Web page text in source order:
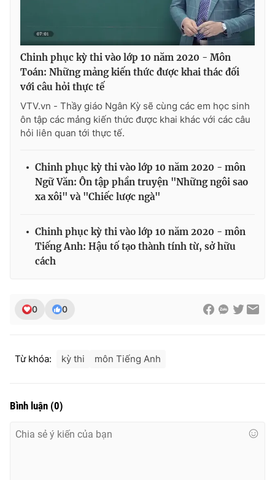
THỜI BÁO VTV
Theo dõi báo trên
Cơ quan báo chí:Thời báo VTV
Giấy phép hoạt động báo in và báo điện tử số 483/GP-BTTTT
cấp ngày 29/12/2023
Phó Tổng Biên tập: Nguyễn Thị Mỹ Hạnh, Phạm Quốc Thắng,
Nguyễn Trọng Ninh
Tổng đài VTV:
Liên hệ quảng cáo:
Chinh phục kỳ thi vào lớp 10 năm 2020 - Môn
Toán: Những mảng kiến thức được khai thác đối
với câu hỏi thực tế
VTV.vn - Thầy giáo Ngân Kỳ sẽ cùng các em học sinh
ôn tập các mảng kiến thức được khai khác với các câu
hỏi liên quan tới thực tế.
Chinh phục kỳ thi vào lớp 10 năm 2020 - môn
Ngữ Văn: Ôn tập phần truyện "Những ngôi sao
xa xôi" và "Chiếc lược ngà"
Chinh phục kỳ thi vào lớp 10 năm 2020 - môn
Tiếng Anh: Hậu tố tạo thành tính từ, sở hữu
cách
0 0
Từ khóa: kỳ thi môn Tiếng Anh
Bình luận (0)